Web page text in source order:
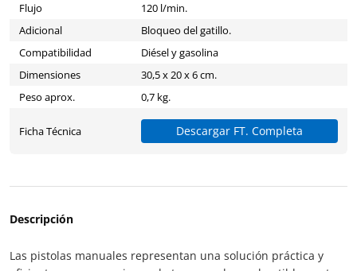
Flujo
120 l/min.
Adicional
Bloqueo del gatillo.
Compatibilidad
Diésel y gasolina
Dimensiones
30,5 x 20 x 6 cm.
Peso aprox.
0,7 kg.
Ficha Técnica Descargar FT. Completa
Descripción
Las pistolas manuales representan una solución práctica y